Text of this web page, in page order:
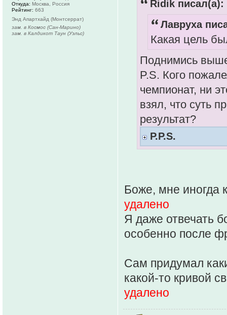
Ridik писал(а):
Лавруха
Какая цель
Поднимись
P.S. Кого
чемпионат, ни
взял, что суть
результат?
P.P.S.
Боже, мне иногда
удалено
Я даже отвечать
особенно после
Сам придумал
какой-то кривой
удалено
Откуда: Москва, Россия
Рейтинг: 663
Энд Апартхайд (Монтсеррат)
зам. в Космос (Сан-Марино)
зам. в Калдикот Таун (Уэльс)